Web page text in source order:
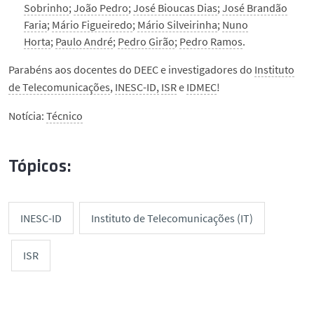
Sobrinho;João Pedro;José Bioucas Dias;José Brandão
Faria; Mário Figueiredo; Mário Silveirinha; Nuno
Horta; Paulo André; Pedro Girão; Pedro Ramos.
Parabéns aos docentes do DEEC e investigadores do Instituto
de Telecomunicações, INESC-ID, ISRe IDMEC!
Notícia: Técnico
Tópicos:
INESC-ID Instituto de Telecomunicações (IT)
ISR